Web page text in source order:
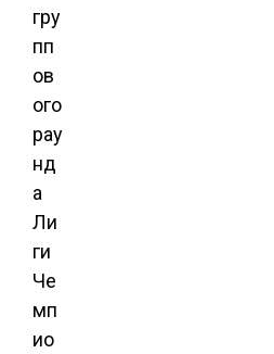
гру
пп
ов
ого
рау
нд
а
Ли
ги
Че
мп
ио